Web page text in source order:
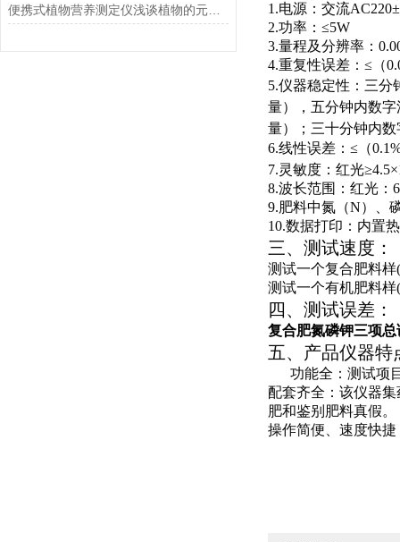
便携式植物营养测定仪浅谈植物的元素应用 1.电源：交流AC220±
2.功率：≤5W
3.量程及分辨率：
4.重复性误差：≤（
5.仪器稳定性：三分
量），五分钟内数
量）；三十分钟内
6.线性误差：≤（0.1
7.灵敏度：红光≥4.5×
8.波长范围：红光：
9.肥料中氮（N）、
10.数据打印：内置
三、测试速度：
测试一个复合肥料样
测试一个有机肥料样
四、测试误差：
复合肥氮磷钾三项总
五、产品仪器特
功能全：测试项
配套齐全：该仪器
肥和鉴别肥料真假。
操作简便、速度快